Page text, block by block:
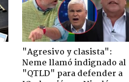
"Agresivo y clasista":
Neme llamó indignado al
"QTLD" para defender a